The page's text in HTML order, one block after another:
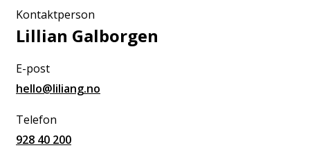
Kontaktperson
Lillian Galborgen
E-post
hello@liliang.no
Telefon
928 40 200